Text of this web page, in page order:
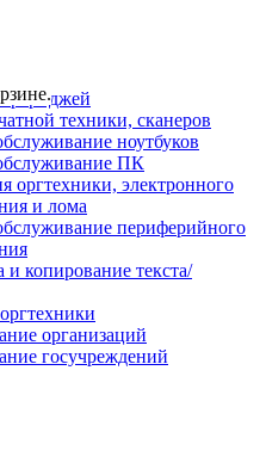
техники, сканеров
ноутбуков
ПК
оргтехники, электронного
и лома
периферийного
и копирование текста/
организаций
госучреждений